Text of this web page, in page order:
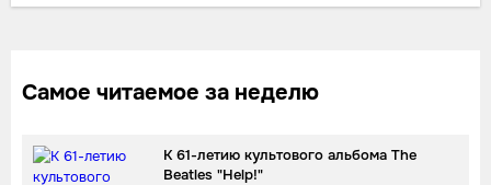
Самое читаемое за неделю
К 61-летию культового альбома The
Beatles "Help!"